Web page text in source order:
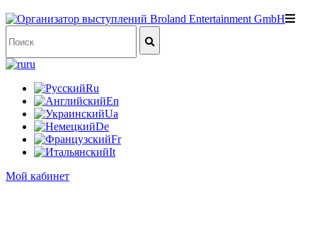
ru
Ru
En
Ua
De
Fr
It
Мой кабинет